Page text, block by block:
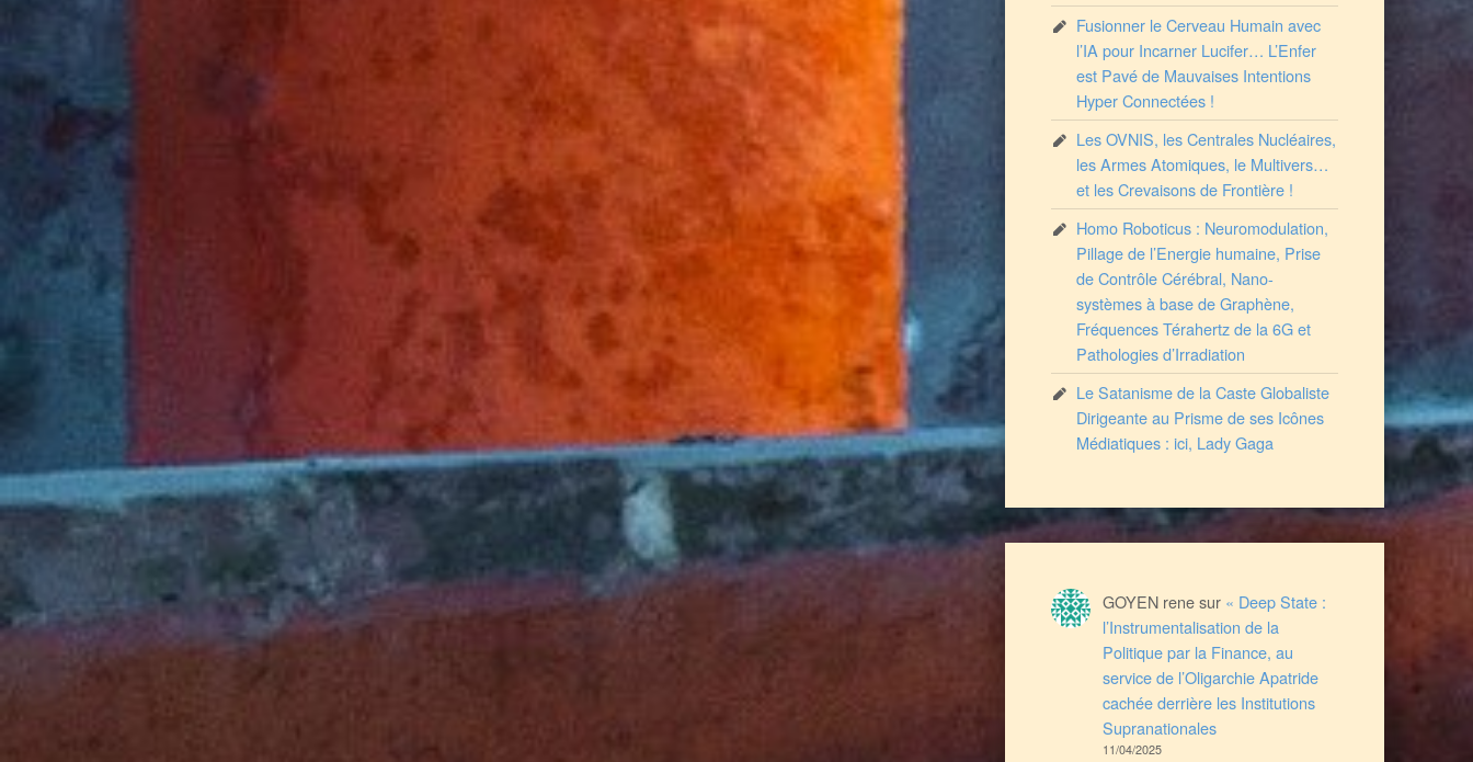
Fusionner le Cerveau Humain avec
l’IA pour Incarner Lucifer… L’Enfer
est Pavé de Mauvaises Intentions
Hyper Connectées !
Les OVNIS, les Centrales Nucléaires,
les Armes Atomiques, le Multivers…
et les Crevaisons de Frontière !
Homo Roboticus : Neuromodulation,
Pillage de l’Energie humaine, Prise
de Contrôle Cérébral, Nano-
systèmes à base de Graphène,
Fréquences Térahertz de la 6G et
Pathologies d’Irradiation
Le Satanisme de la Caste Globaliste
Dirigeante au Prisme de ses Icônes
Médiatiques : ici, Lady Gaga
GOYEN renesur « Deep State :
l’Instrumentalisation de la
Politique par la Finance, au
service de l’Oligarchie Apatride
cachée derrière les Institutions
Supranationales
11/04/2025